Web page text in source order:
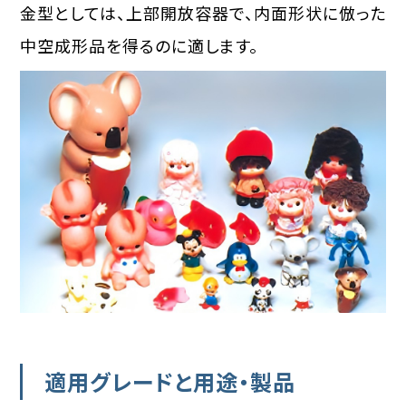
金型としては、上部開放容器で、内面形状に倣った
中空成形品を得るのに適します。
適用グレードと用途・製品